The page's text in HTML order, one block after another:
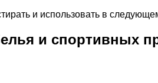
и использовать в
и спортивных